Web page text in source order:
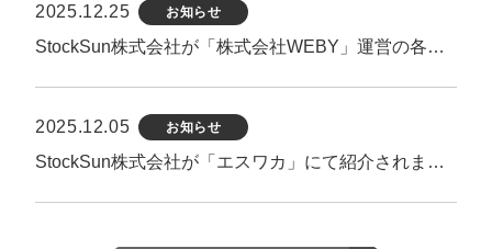
2025.12.25 お知らせ
StockSun株式会社が「株式会社WEBY」運営の各サイト内で紹介されました。
2025.12.05 お知らせ
StockSun株式会社が「エスワカ」にて紹介されました。